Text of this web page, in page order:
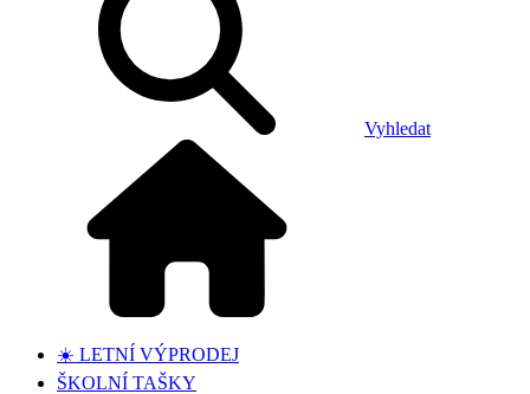
Vyhledat
☀️ LETNÍ VÝPRODEJ
ŠKOLNÍ TAŠKY